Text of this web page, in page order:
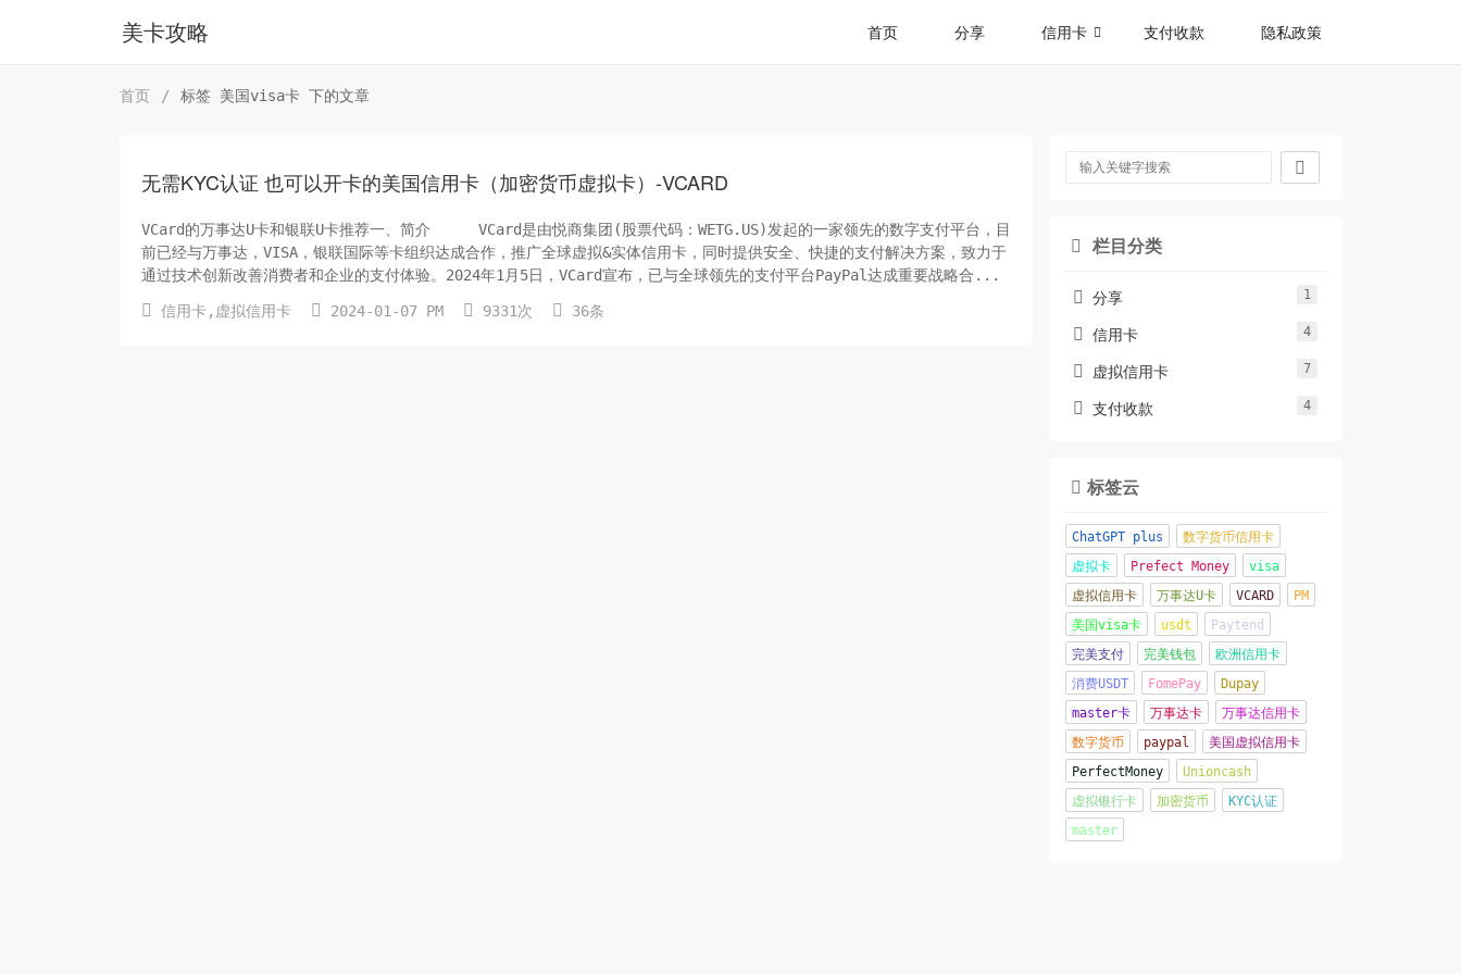
美卡攻略 首页 分享 信用卡 支付收款 隐私政策
首页 / 标签 美国visa卡 下的文章
无需KYC认证 也可以开卡的美国信用卡（加密货币虚拟卡）-VCARD
VCard的万事达U卡和银联U卡推荐一、简介 VCard是由悦商集团(股票代码：WETG.US)发起的一家领先的数字支付平台，目
前已经与万事达，VISA，银联国际等卡组织达成合作，推广全球虚拟&实体信用卡，同时提供安全、快捷的支付解决方案，致力于
通过技术创新改善消费者和企业的支付体验。2024年1月5日，VCard宣布，已与全球领先的支付平台PayPal达成重要战略合...
 信用卡 , 虚拟信用卡  2024-01-07 PM  9331次  36条

 栏目分类
 分享 1
 信用卡 4
 虚拟信用卡 7
 支付收款 4
 标签云
ChatGPT plus
数字货币信用卡
虚拟卡
Prefect Money
visa
虚拟信用卡
万事达U卡 VCARD
PM
美国visa卡
usdt
Paytend
完美支付
完美钱包
欧洲信用卡
消费USDT
FomePay
Dupay
master卡
万事达卡
万事达信用卡
数字货币
paypal
美国虚拟信用卡
PerfectMoney
Unioncash
虚拟银行卡
加密货币
KYC认证
master